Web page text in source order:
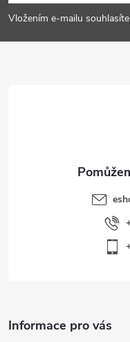
p
a
Vložením e-mailu
Informace pro vás